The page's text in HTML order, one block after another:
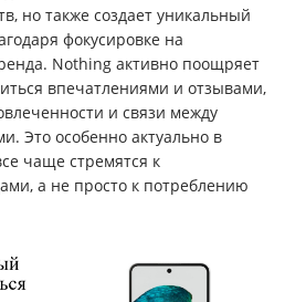
но также создает уникальный
фокусировке на
Nothing активно поощряет
впечатлениями и отзывами,
и связи между
Это особенно актуально в
чаще стремятся к
а не просто к потреблению